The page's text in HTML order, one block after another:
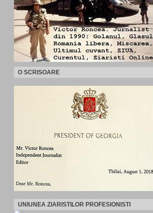
O SCRISOARE
UNIUNEA ZIARISTILOR PROFESIONISTI